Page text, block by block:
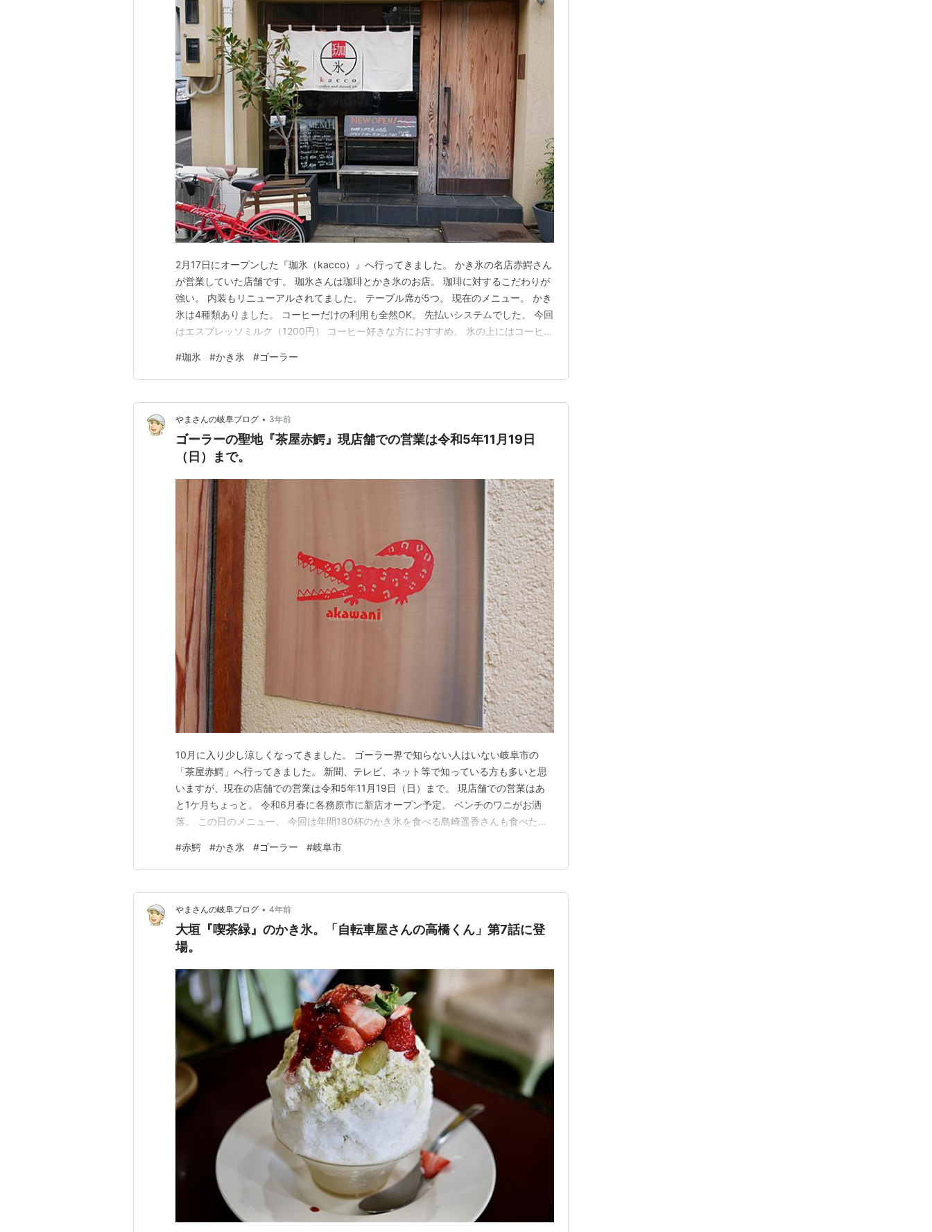
2月17日にオープンした『珈氷（kacco）』へ行ってきました。 かき氷の名店赤鰐さん
が営業していた店舗です。 珈氷さんは珈琲とかき氷のお店。 珈琲に対するこだわりが
強い。 内装もリニューアルされてました。 テーブル席が5つ。 現在のメニュー。 かき
氷は4種類ありました。 コーヒーだけの利用も全然OK。 先払いシステムでした。 今回
はエスプレッソミルク（1200円） コーヒー好きな方におすすめ。 氷の上にはコーヒー
は共通する部分があると話してました。 氷については師匠のお墨付き。 コーヒーとシ
ロップの風味、氷もふ…
#珈氷 #かき氷 #ゴーラー
やまさんの岐阜ブログ • 3年前
ゴーラーの聖地『茶屋赤鰐』現店舗での営業は令和5年11月19日
（日）まで。
10月に入り少し涼しくなってきました。 ゴーラー界で知らない人はいない岐阜市の
「茶屋赤鰐」へ行ってきました。 新聞、テレビ、ネット等で知っている方も多いと思
いますが、現在の店舗での営業は令和5年11月19日（日）まで。 現店舗での営業はあ
と1ケ月ちょっと。 令和6月春に各務原市に新店オープン予定。 ベンチのワニがお洒
落。 この日のメニュー。 今回は年間180杯のかき氷を食べる島崎遥香さんも食べた
日まで 3種類のミルクを配合して作られているシロップと、つぶつぶと、ふわふわ氷の
食感がたまらない。 今は他にもふわふわ…
#赤鰐 #かき氷 #ゴーラー #岐阜市
やまさんの岐阜ブログ • 4年前
大垣『喫茶緑』のかき氷。「自転車屋さんの高橋くん」第7話に登
場。